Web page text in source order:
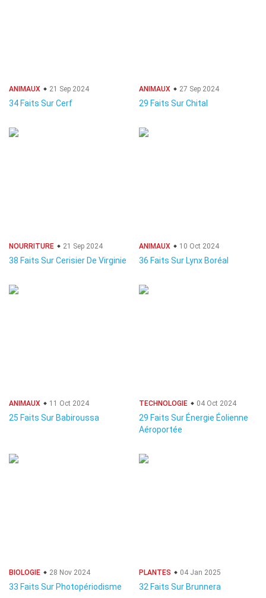
ANIMAUX 21 Sep 2024
34 Faits Sur Cerf
ANIMAUX 27 Sep 2024
29 Faits Sur Chital
NOURRITURE 21 Sep 2024
38 Faits Sur Cerisier De Virginie
ANIMAUX 10 Oct 2024
36 Faits Sur Lynx Boréal
ANIMAUX 11 Oct 2024
25 Faits Sur Babiroussa
TECHNOLOGIE 04 Oct 2024
29 Faits Sur Énergie Éolienne
Aéroportée
BIOLOGIE 28 Nov 2024
33 Faits Sur Photopériodisme
PLANTES 04 Jan 2025
32 Faits Sur Brunnera